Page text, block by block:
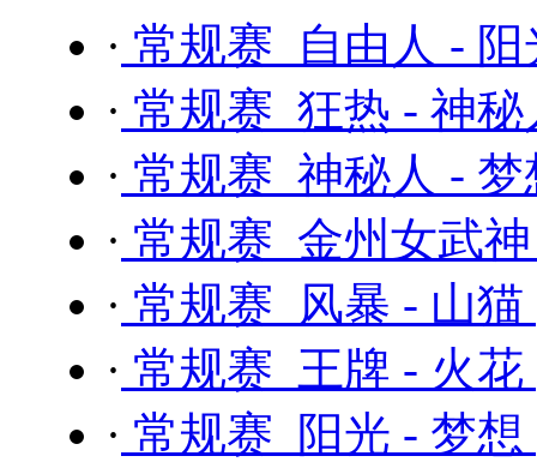
· 常规赛 自由人 -
· 常规赛 狂热 - 神
· 常规赛 神秘人 -
· 常规赛 金州女武
· 常规赛 风暴 - 山猫
· 常规赛 王牌 - 火花
· 常规赛 阳光 - 梦想